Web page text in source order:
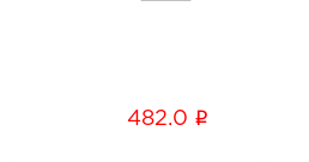
482.0 i